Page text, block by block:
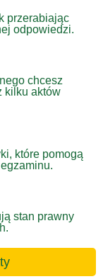
przerabiając
odpowiedzi.
chcesz
kilku aktów
które pomogą
stan prawny